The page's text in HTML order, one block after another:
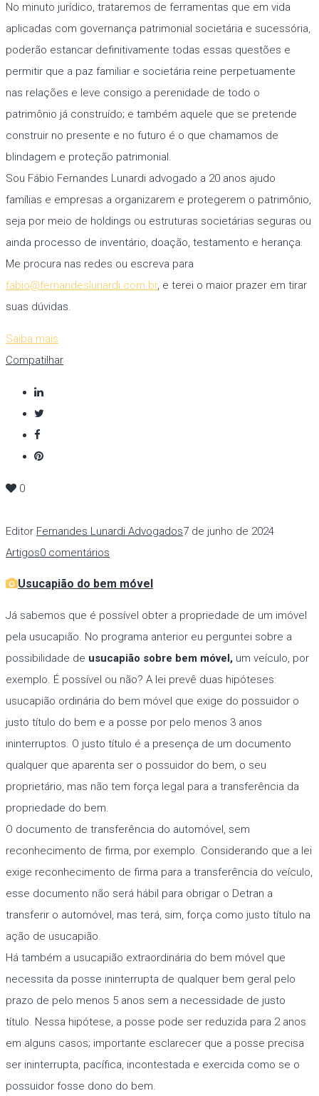
No minuto jurídico, trataremos de ferramentas que em vida
aplicadas com governança patrimonial societária e sucessória,
poderão estancar definitivamente todas essas questões e
permitir que a paz familiar e societária reine perpetuamente
nas relações e leve consigo a perenidade de todo o
patrimônio já construído; e também aquele que se pretende
construir no presente e no futuro é o que chamamos de
blindagem e proteção patrimonial.
Sou Fábio Fernandes Lunardi advogado a 20 anos ajudo
famílias e empresas a organizarem e protegerem o patrimônio,
seja por meio de holdings ou estruturas societárias seguras ou
ainda processo de inventário, doação, testamento e herança.
Me procura nas redes ou escreva para
fabio@fernandeslunardi.com.br, e terei o maior prazer em tirar
suas dúvidas.
Saiba mais
Compatilhar
0
Editor Fernandes Lunardi Advogados7 de junho de 2024
Artigos0 comentários
Usucapião do bem móvel
Já sabemos que é possível obter a propriedade de um imóvel
pela usucapião. No programa anterior eu perguntei sobre a
possibilidade de usucapião sobre bem móvel, um veículo, por
exemplo. É possível ou não? A lei prevê duas hipóteses:
usucapião ordinária do bem móvel que exige do possuidor o
justo título do bem e a posse por pelo menos 3 anos
ininterruptos. O justo título é a presença de um documento
qualquer que aparenta ser o possuidor do bem, o seu
proprietário, mas não tem força legal para a transferência da
propriedade do bem.
O documento de transferência do automóvel, sem
reconhecimento de firma, por exemplo. Considerando que a lei
exige reconhecimento de firma para a transferência do veículo,
esse documento não será hábil para obrigar o Detran a
transferir o automóvel, mas terá, sim, força como justo título na
ação de usucapião.
Há também a usucapião extraordinária do bem móvel que
necessita da posse ininterrupta de qualquer bem geral pelo
prazo de pelo menos 5 anos sem a necessidade de justo
título. Nessa hipótese, a posse pode ser reduzida para 2 anos
em alguns casos; importante esclarecer que a posse precisa
ser ininterrupta, pacífica, incontestada e exercida como se o
possuidor fosse dono do bem.